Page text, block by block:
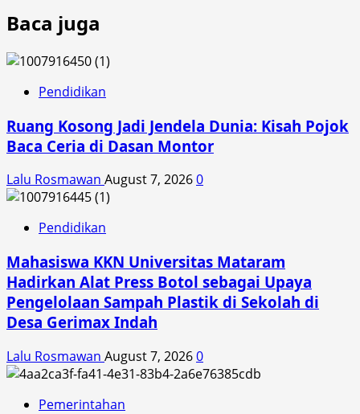
Baca juga
Pendidikan
Ruang Kosong Jadi Jendela Dunia: Kisah Pojok
Baca Ceria di Dasan Montor
Lalu Rosmawan August 7, 20260
Pendidikan
Mahasiswa KKN Universitas Mataram
Hadirkan Alat Press Botol sebagai Upaya
Pengelolaan Sampah Plastik di Sekolah di
Desa Gerimax Indah
Lalu Rosmawan August 7, 20260
Pemerintahan